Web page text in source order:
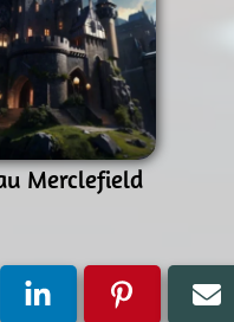
Merclefield